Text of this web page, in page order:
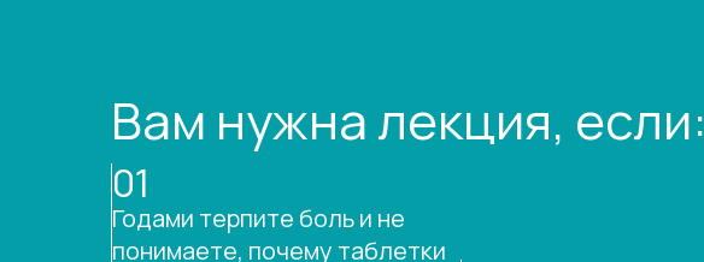
Вам нужна лекция, если:
01
Годами терпите боль и не
понимаете, почему таблетки